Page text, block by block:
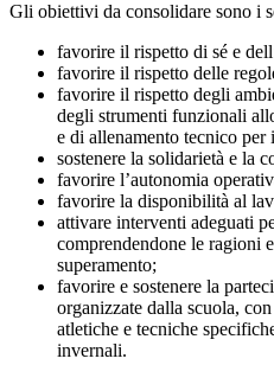
Gli obiettivi da consolidare sono i
favorire il rispetto di sé e
favorire il rispetto delle
favorire il rispetto degli
degli strumenti funzionali
e di allenamento tecnico
sostenere la solidarietà e la
favorire l’autonomia
favorire la disponibilità al
attivare interventi adeguati
comprendendone le ragioni
superamento;
favorire e sostenere la
organizzate dalla scuola,
atletiche e tecniche
invernali.